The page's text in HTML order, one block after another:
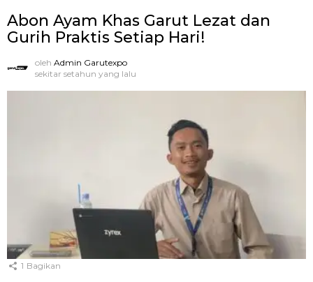
Abon Ayam Khas Garut Lezat dan
Gurih Praktis Setiap Hari!
oleh Admin Garutexpo
sekitar setahun yang lalu
1 Bagikan